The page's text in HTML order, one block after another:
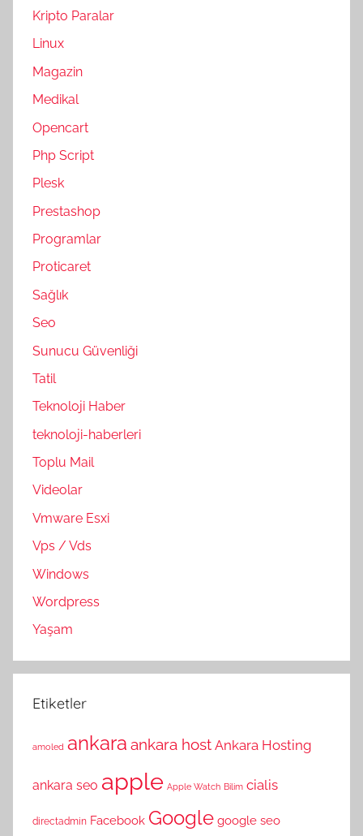
Kripto Paralar
Linux
Magazin
Medikal
Opencart
Php Script
Plesk
Prestashop
Programlar
Proticaret
Sağlık
Seo
Sunucu Güvenliği
Tatil
Teknoloji Haber
teknoloji-haberleri
Toplu Mail
Videolar
Vmware Esxi
Vps / Vds
Windows
Wordpress
Yaşam
Etiketler
amoled ankara ankara host Ankara Hosting
ankara seo apple Apple Watch Bilim cialis
directadmin Facebook Google google seo